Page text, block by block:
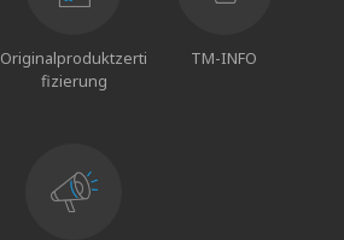
Originalproduktzerti
fizierung
TM-INFO